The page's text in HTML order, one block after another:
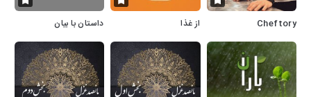
Cheftory از غذا داستان با بیان